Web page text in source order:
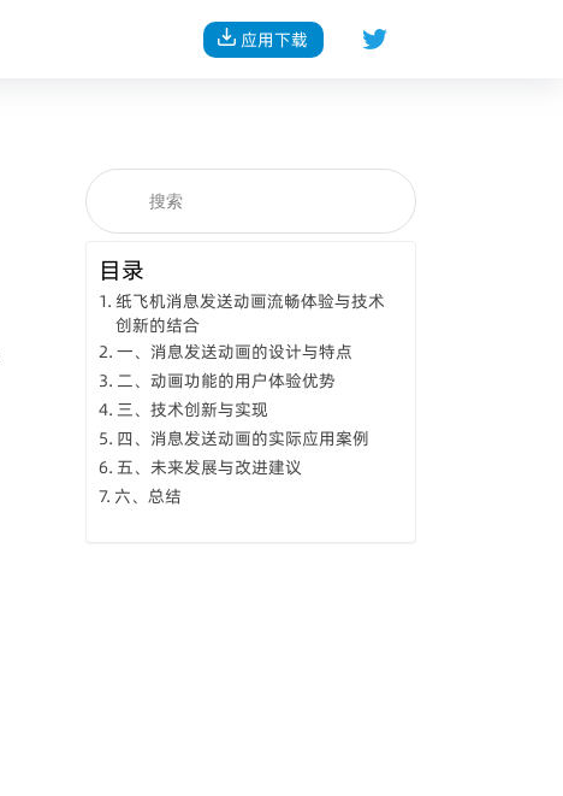
应用下载
目录
纸飞机消息发送动画流畅体验与技术
创新的结合
一、消息发送动画的设计与特点
二、动画功能的用户体验优势
三、技术创新与实现
四、消息发送动画的实际应用案例
五、未来发展与改进建议
六、总结